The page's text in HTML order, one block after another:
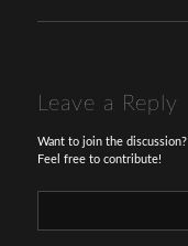
Leave a Reply
Want to join the discussion?
Feel free to contribute!